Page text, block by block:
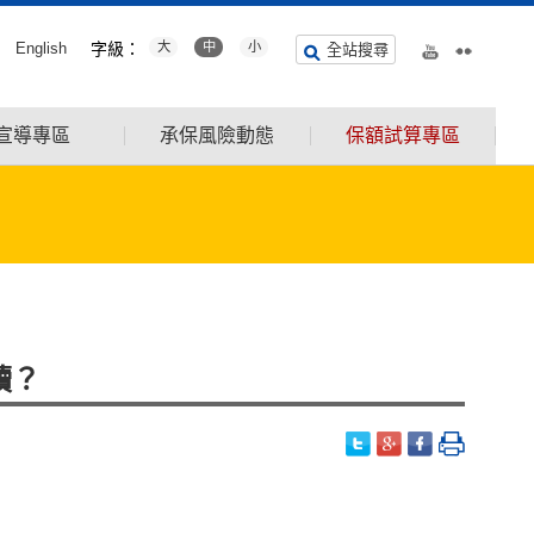
English 字級： 大 中 小 全站搜尋
導專區 承保風險動態 保額試算專區